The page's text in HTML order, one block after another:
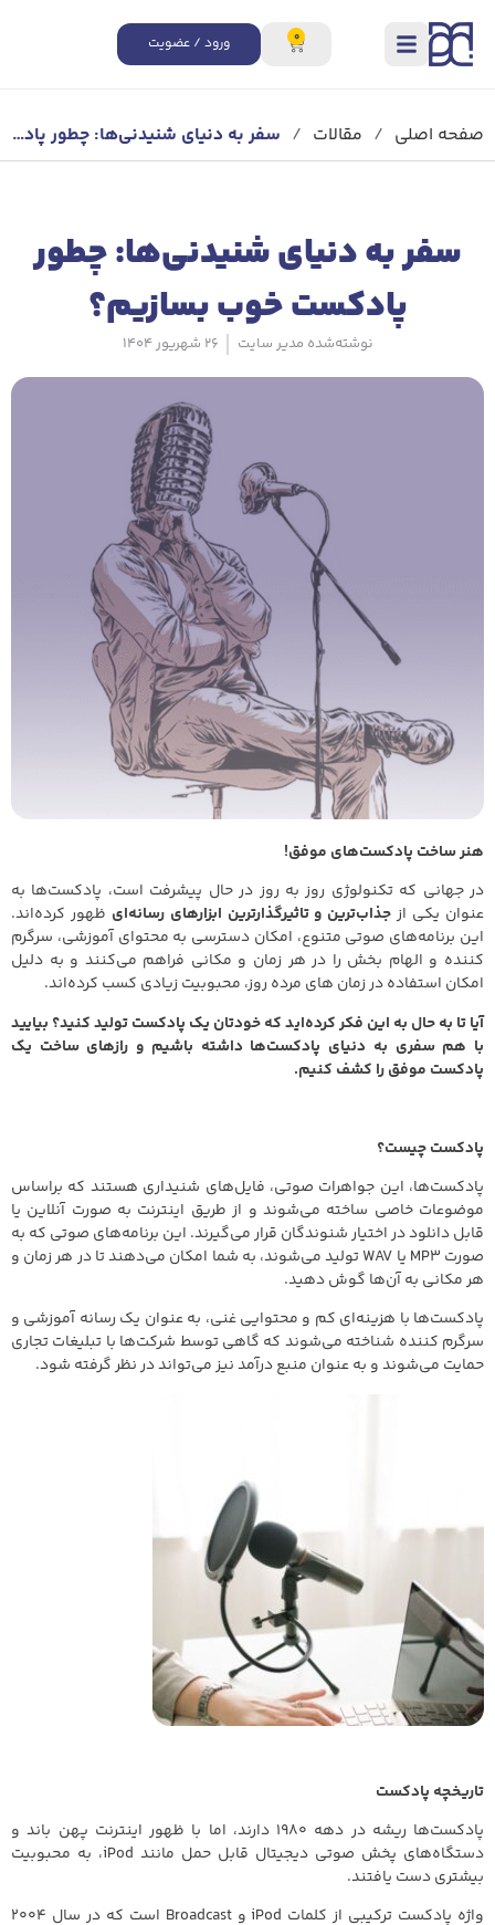
0 ورود / عضویت
صفحه اصلی / مقالات / سفر به دنیای شنیدنی‌ها: چطور پادکست خوب بسازیم؟
سفر به دنیای شنیدنی‌ها: چطور
پادکست خوب بسازیم؟
نوشته‌شده مدیر سایت 26 شهریور 1404
هنر ساخت پادکست‌های موفق!
در جهانی که تکنولوژی روز به روز در حال پیشرفت است، پادکست‌ها به
عنوان یکی از جذاب‌ترین و تاثیرگذارترین ابزارهای رسانه‌ای ظهور کرده‌اند.
این برنامه‌های صوتی متنوع، امکان دسترسی به محتوای آموزشی، سرگرم‌
کننده و الهام‌ بخش را در هر زمان و مکانی فراهم می‌کنند و به دلیل
امکان استفاده در زمان های مرده روز، محبوبیت زیادی کسب کرده‌اند.
آیا تا به حال به این فکر کرده‌اید که خودتان یک پادکست تولید کنید؟ بیایید
با هم سفری به دنیای پادکست‌ها داشته باشیم و رازهای ساخت یک
پادکست موفق را کشف کنیم.
پادکست چیست؟
پادکست‌ها، این جواهرات صوتی، فایل‌های شنیداری‌ هستند که براساس
موضوعات خاصی ساخته می‌شوند و از طریق اینترنت به صورت آنلاین یا
قابل دانلود در اختیار شنوندگان قرار می‌گیرند. این برنامه‌های صوتی که به
صورت MP3 یا WAV تولید می‌شوند، به شما امکان می‌دهند تا در هر زمان و
هر مکانی به آن‌ها گوش دهید.
پادکست‌ها با هزینه‌ای کم و محتوایی غنی، به عنوان یک رسانه آموزشی و
سرگرم‌ کننده شناخته می‌شوند که گاهی توسط شرکت‌ها با تبلیغات تجاری
حمایت می‌شوند و به عنوان منبع درآمد نیز می‌تواند در نظر گرفته شود.
تاریخچه پادکست
پادکست‌ها ریشه در دهه 1980 دارند، اما با ظهور اینترنت پهن باند و
دستگاه‌های پخش صوتی دیجیتال قابل حمل مانند iPod، به محبوبیت
بیشتری دست یافتند.
واژه پادکست ترکیبی از کلمات iPod و Broadcast است که در سال 2004